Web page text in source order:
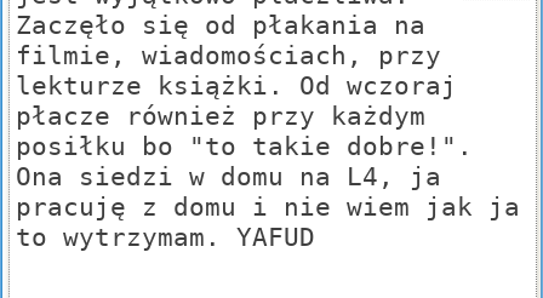
Zaczęło się od płakania na
filmie, wiadomościach, przy
lekturze książki. Od wczoraj
płacze również przy każdym
posiłku bo "to takie dobre!".
Ona siedzi w domu na L4, ja
pracuję z domu i nie wiem jak ja
to wytrzymam. YAFUD